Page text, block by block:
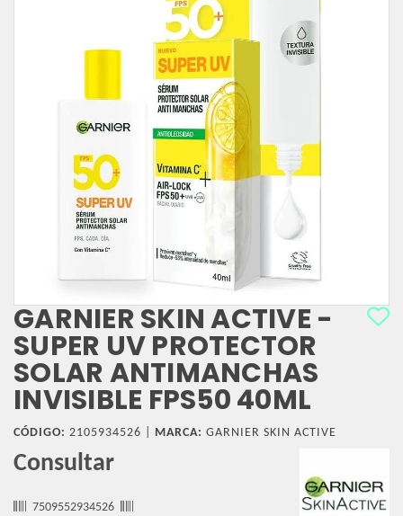
GARNIER SKIN ACTIVE -
SUPER UV PROTECTOR
SOLAR ANTIMANCHAS
INVISIBLE FPS50 40ML
CÓDIGO: 2105934526 | MARCA: GARNIER SKIN ACTIVE
Consultar
7509552934526